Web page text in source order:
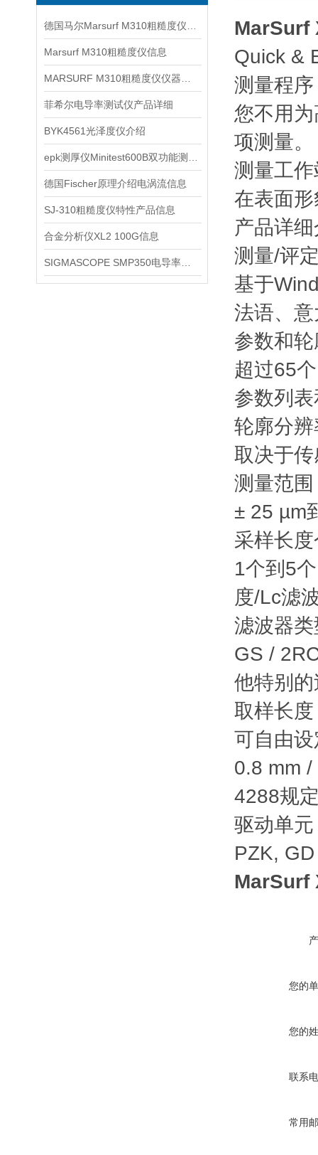
Marsurf M310粗糙度仪信息
菲希尔电导率测试仪产品详细
BYK4561光泽度仪介绍
德国Fischer原理介绍电涡流信息
SJ-310粗糙度仪特性产品信息
合金分析仪XL2 100G信息
MarSurf
Quick &
测量程序
您不用
项测量。
测量工
在表面
产品详
测量/评
基于
法语、
参数和
超过65
参数列
轮廓分
取决于
测量范围
± 25 µm
采样长
1个到5
度/Lc滤
滤波器
GS /
他特别
取样长
可自由
0.8 mm
4288规
驱动单元
PZK,
MarSurf
您的
您的
联系
常用